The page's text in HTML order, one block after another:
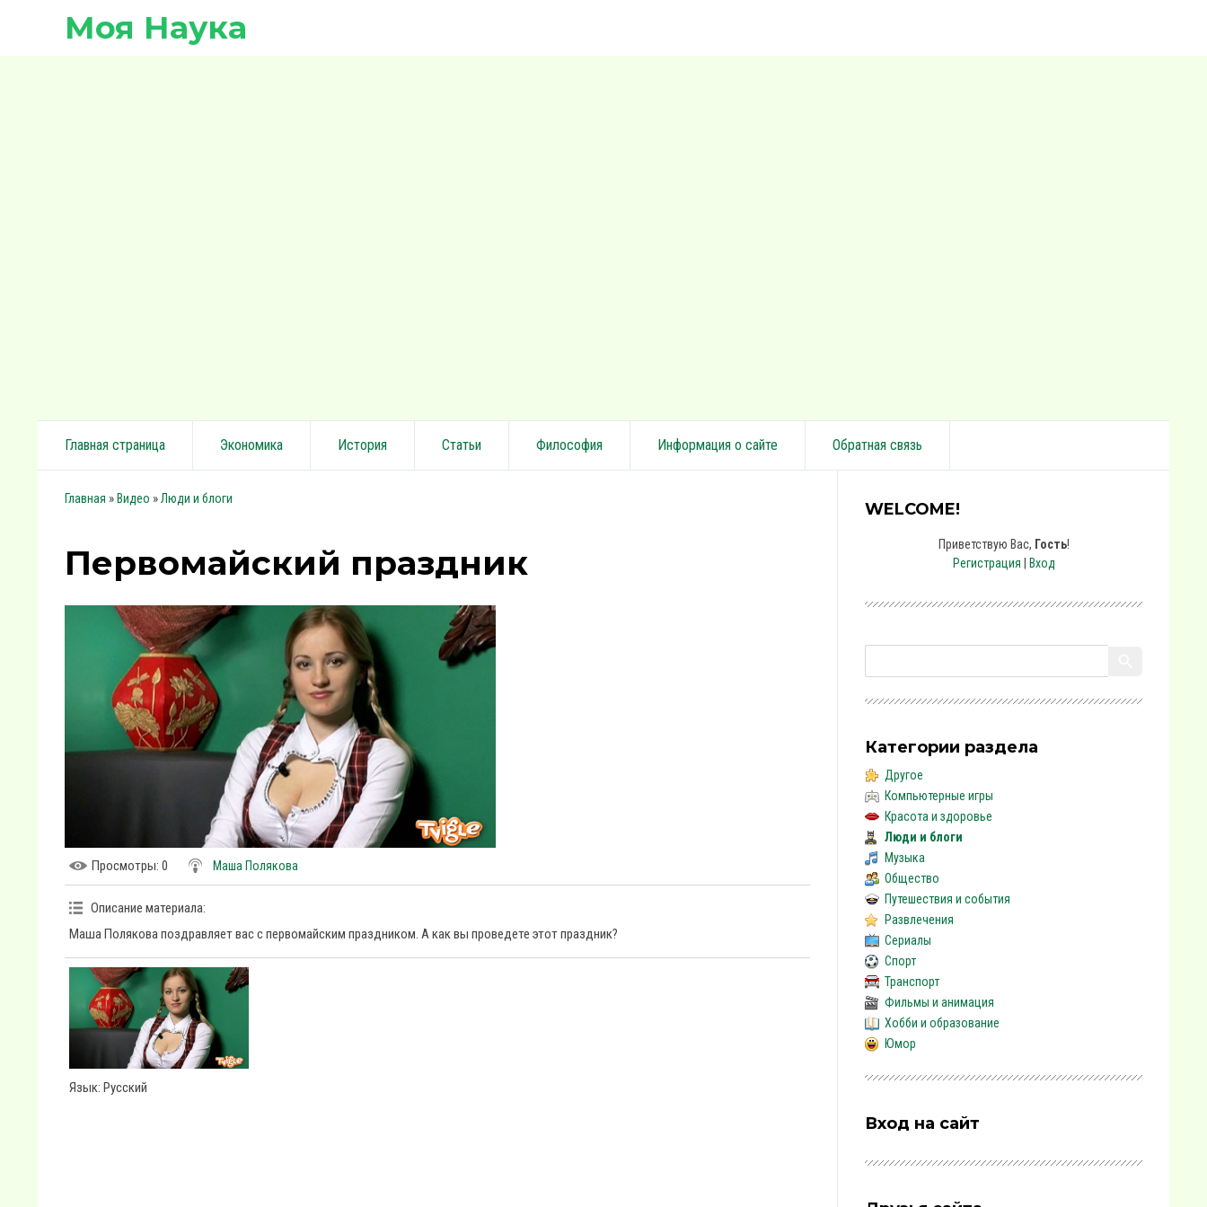
Моя Наука
Главная страница Экономика История Статьи Философия Информация о сайте Обратная связь
Главная » Видео »Люди и блоги
Первомайский праздник
Просмотры: 0 Маша Полякова
Описание материала:
Маша Полякова поздравляет вас с первомайским праздником. А как вы проведете этот праздник?
Язык: Русский
WELCOME!
Приветствую Вас, Гость!
Регистрация
Вход
Категории раздела
Другое
Компьютерные игры
Красота и здоровье
Люди и блоги
Музыка
Общество
Путешествия и события
Развлечения
Сериалы
Спорт
Транспорт
Фильмы и анимация
Хобби и образование
Юмор
Вход на сайт